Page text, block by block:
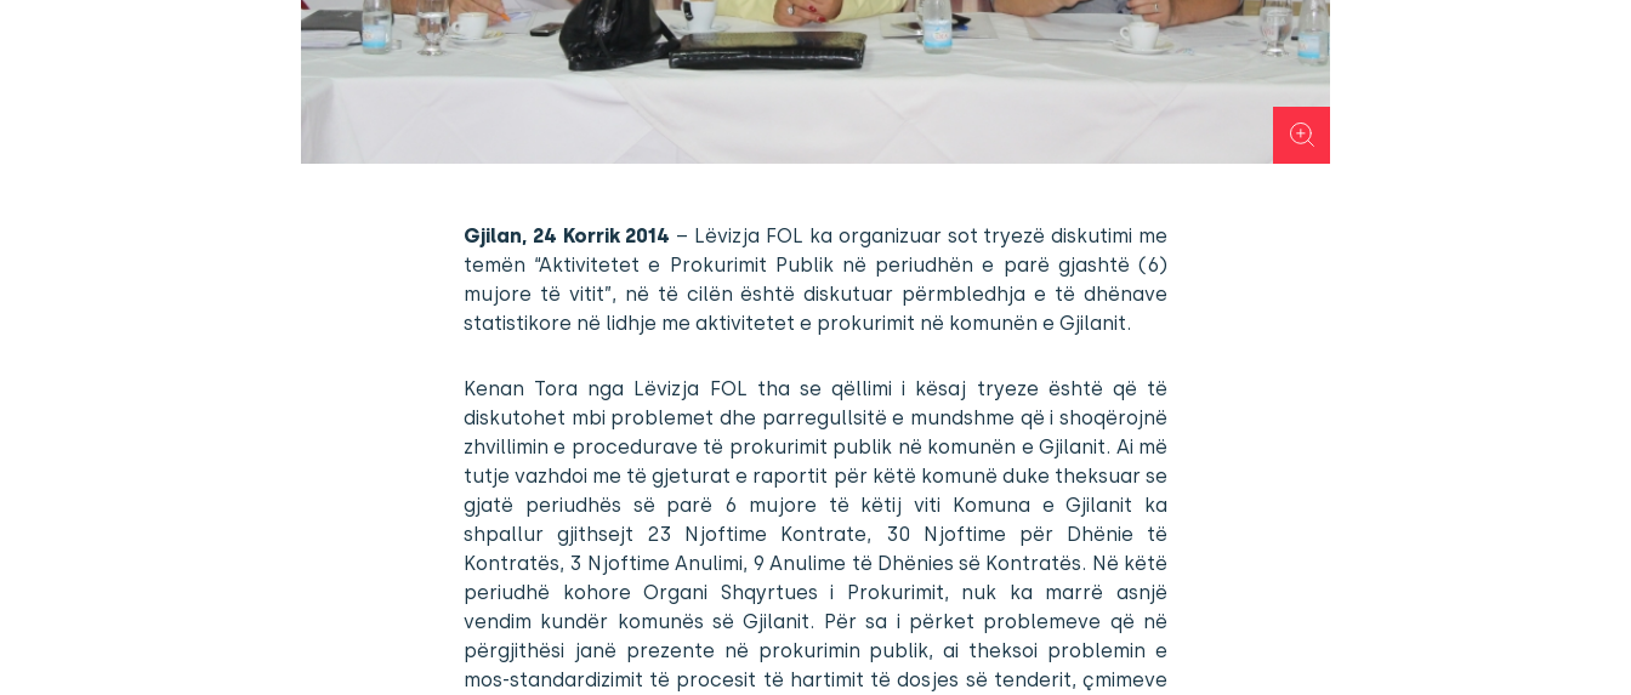
Gjilan, 24 Korrik 2014 – Lëvizja FOL ka organizuar sot tryezë diskutimi me
temën “Aktivitetet e Prokurimit Publik në periudhën e parë gjashtë (6)
mujore të vitit”, në të cilën është diskutuar përmbledhja e të dhënave
statistikore në lidhje me aktivitetet e prokurimit në komunën e Gjilanit.
Kenan Tora nga Lëvizja FOL tha se qëllimi i kësaj tryeze është që të
diskutohet mbi problemet dhe parregullsitë e mundshme që i shoqërojnë
zhvillimin e procedurave të prokurimit publik në komunën e Gjilanit. Ai më
tutje vazhdoi me të gjeturat e raportit për këtë komunë duke theksuar se
gjatë periudhës së parë 6 mujore të këtij viti Komuna e Gjilanit ka
shpallur gjithsejt 23 Njoftime Kontrate, 30 Njoftime për Dhënie të
Kontratës, 3 Njoftime Anulimi, 9 Anulime të Dhënies së Kontratës. Në këtë
periudhë kohore Organi Shqyrtues i Prokurimit, nuk ka marrë asnjë
vendim kundër komunës së Gjilanit. Për sa i përket problemeve që në
përgjithësi janë prezente në prokurimin publik, ai theksoi problemin e
mos-standardizimit të procesit të hartimit të dosjes së tenderit, çmimeve